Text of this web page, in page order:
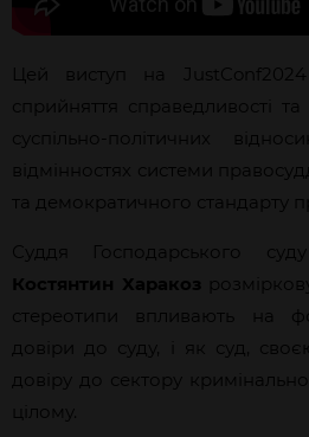
Цей виступ на
сприйняття справедливості
суспільно-політичних
відмінностях системи
та демократичного стандарту
Суддя Господарського
Костянтин Харакоз
стереотипи впливають на
довіри до суду, і як суд,
довіру до сектору
цілому.